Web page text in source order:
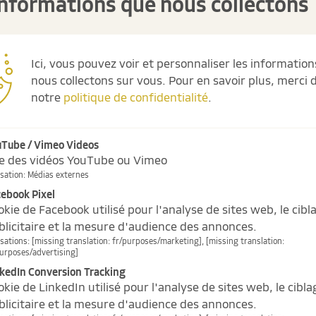
4 avantages
Ici, vous pouvez voir et personnaliser les
nous collectons sur vous. Pour en savoir plus, merci
notre politique de confidentialité.
/ Vimeo Videos
des vidéos YouTube ou Vimeo
: Médias externes
Pixel
de Facebook utilisé pour l'analyse de sites web, le
et la mesure d'audience des annonces.
: [missing translation: fr/purposes/marketing], [missing translation:
advertising]
Conversion Tracking
de LinkedIn utilisé pour l'analyse de sites web, le
et la mesure d'audience des annonces.